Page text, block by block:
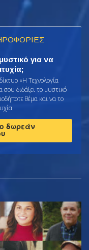
για να
«Η Τεχνολογία
σου διδάξει το μυστικό
θέμα και να το
δωρεάν